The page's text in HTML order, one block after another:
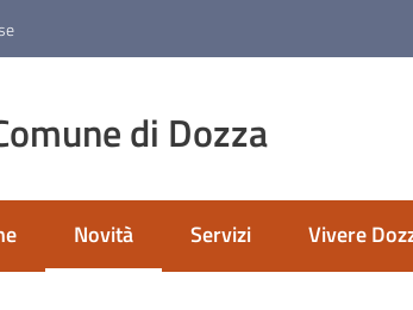
di Dozza
Novità
Menu selezionato
Servizi Vivere